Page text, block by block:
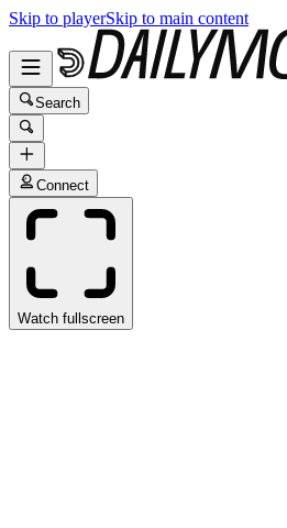
Skip to playerSkip to main content
Search
Connect
Watch fullscreen